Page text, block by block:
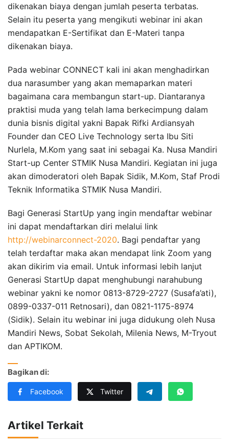
dikenakan biaya dengan jumlah peserta terbatas.
Selain itu peserta yang mengikuti webinar ini akan
mendapatkan E-Sertifikat dan E-Materi tanpa
dikenakan biaya.
Pada webinar CONNECT kali ini akan menghadirkan
dua narasumber yang akan memaparkan materi
bagaimana cara membangun start-up. Diantaranya
praktisi muda yang telah lama berkecimpung dalam
dunia bisnis digital yakni Bapak Rifki Ardiansyah
Founder dan CEO Live Technology serta Ibu Siti
Nurlela, M.Kom yang saat ini sebagai Ka. Nusa Mandiri
Start-up Center STMIK Nusa Mandiri. Kegiatan ini juga
akan dimoderatori oleh Bapak Sidik, M.Kom, Staf Prodi
Teknik Informatika STMIK Nusa Mandiri.
Bagi Generasi StartUp yang ingin mendaftar webinar
ini dapat mendaftarkan diri melalui link
http://webinarconnect-2020. Bagi pendaftar yang
telah terdaftar maka akan mendapat link Zoom yang
akan dikirim via email. Untuk informasi lebih lanjut
Generasi StartUp dapat menghubungi narahubung
webinar yakni ke nomor 0813-8729-2727 (Susafa’ati),
0899-0337-011 Retnosari), dan 0821-1175-8974
(Sidik). Selain itu webinar ini juga didukung oleh Nusa
Mandiri News, Sobat Sekolah, Milenia News, M-Tryout
dan APTIKOM.
Bagikan di:
Facebook Twitter
Artikel Terkait